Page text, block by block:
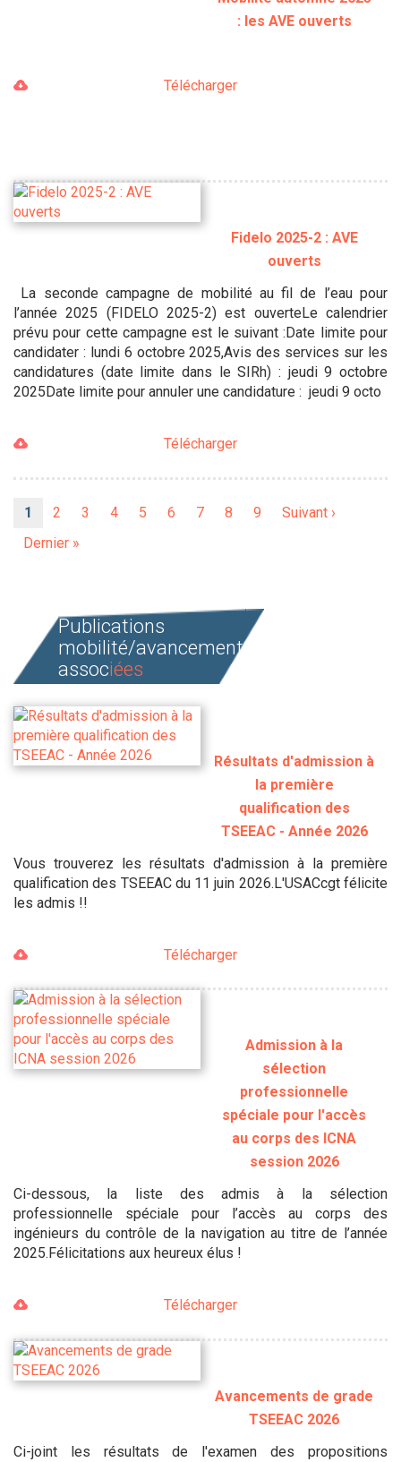
: les AVE ouverts
Télécharger
Fidelo 2025-2 : AVE
ouverts
La seconde campagne de mobilité au fil de l’eau pour
l’année 2025 (FIDELO 2025-2) est ouverteLe calendrier
prévu pour cette campagne est le suivant :Date limite pour
candidater : lundi 6 octobre 2025,Avis des services sur les
candidatures (date limite dans le SIRh) : jeudi 9 octobre
2025Date limite pour annuler une candidature : jeudi 9 octo
Télécharger
Page
1 Page
2 Page
3 Page
4 Page
5 Page
6 Page
7 Page
8 Page
9
Page
Suivant ›
Dernière
Dernier »
Publications
mobilité/avancement
associées
Résultats d'admission à
la première
qualification des
TSEEAC - Année 2026
Vous trouverez les résultats d'admission à la première
qualification des TSEEAC du 11 juin 2026.L'USACcgt félicite
les admis !!
Télécharger
Admission à la
sélection
professionnelle
spéciale pour l'accès
au corps des ICNA
session 2026
Ci-dessous, la liste des admis à la sélection
professionnelle spéciale pour l’accès au corps des
ingénieurs du contrôle de la navigation au titre de l’année
2025.Félicitations aux heureux élus !
Télécharger
Avancements de grade
TSEEAC 2026
Ci-joint les résultats de l'examen des propositions